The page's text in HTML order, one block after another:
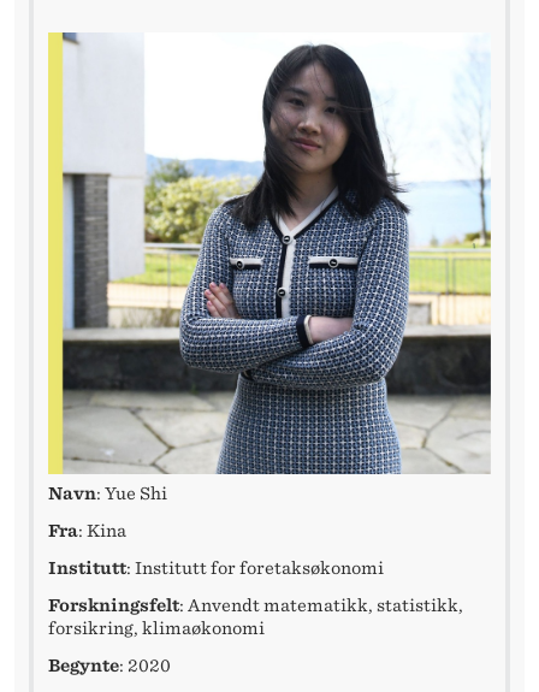
Navn: Yue Shi
Fra: Kina
Institutt: Institutt for foretaksøkonomi
Forskningsfelt: Anvendt matematikk, statistikk,
forsikring, klimaøkonomi
Begynte: 2020